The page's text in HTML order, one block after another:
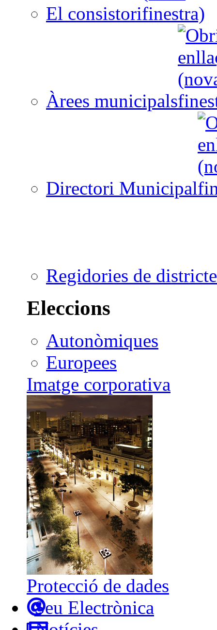
El consistori
Àrees municipals
Directori Municipal
Regidories de districte
Eleccions
Autonòmiques
Europees
Imatge corporativa
Protecció de dades
Seu Electrònica